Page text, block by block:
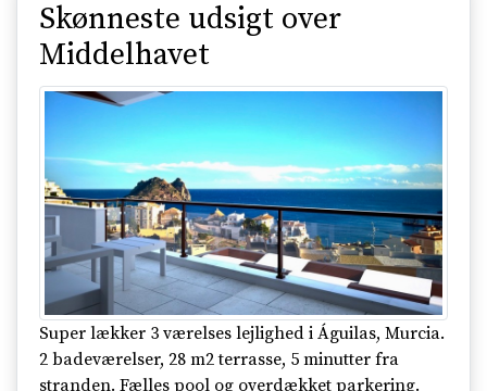
Skønneste udsigt over
Middelhavet
Super lækker 3 værelses lejlighed i Águilas, Murcia.
2 badeværelser, 28 m2 terrasse, 5 minutter fra
stranden. Fælles pool og overdækket parkering.